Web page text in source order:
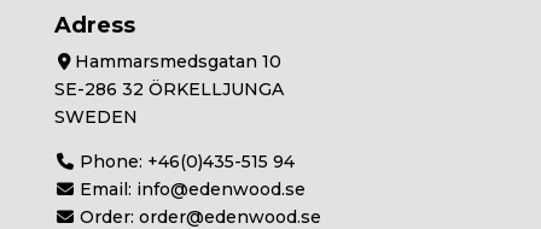
Adress
Hammarsmedsgatan 10
SE-286 32 ÖRKELLJUNGA
SWEDEN
Phone: +46(0)435-515 94
Email: info@edenwood.se
Order:order@edenwood.se